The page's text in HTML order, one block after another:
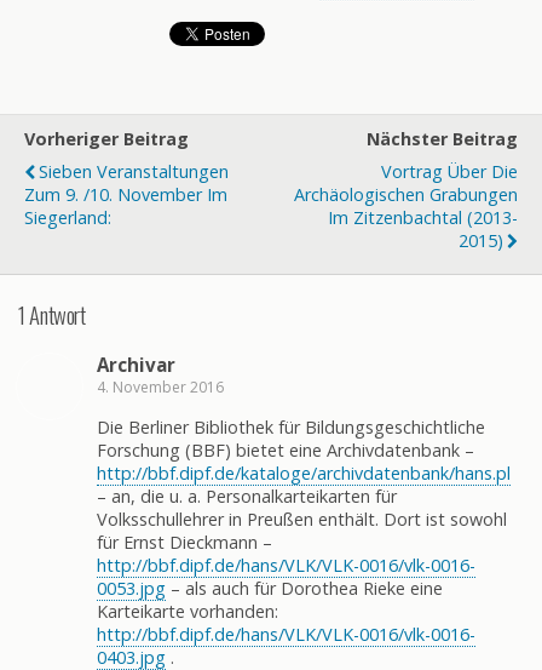
Vorheriger Beitrag
Sieben Veranstaltungen
Zum 9. /10. November Im
Siegerland:
Nächster Beitrag
Vortrag Über Die
Archäologischen Grabungen
Im Zitzenbachtal (2013-
2015)
1 Antwort
Archivar
4. November 2016
Die Berliner Bibliothek für Bildungsgeschichtliche
Forschung (BBF) bietet eine Archivdatenbank –
http://bbf.dipf.de/kataloge/archivdatenbank/hans.pl
– an, die u. a. Personalkarteikarten für
Volksschullehrer in Preußen enthält. Dort ist sowohl
für Ernst Dieckmann –
http://bbf.dipf.de/hans/VLK/VLK-0016/vlk-0016-
0053.jpg – als auch für Dorothea Rieke eine
Karteikarte vorhanden:
http://bbf.dipf.de/hans/VLK/VLK-0016/vlk-0016-
0403.jpg .